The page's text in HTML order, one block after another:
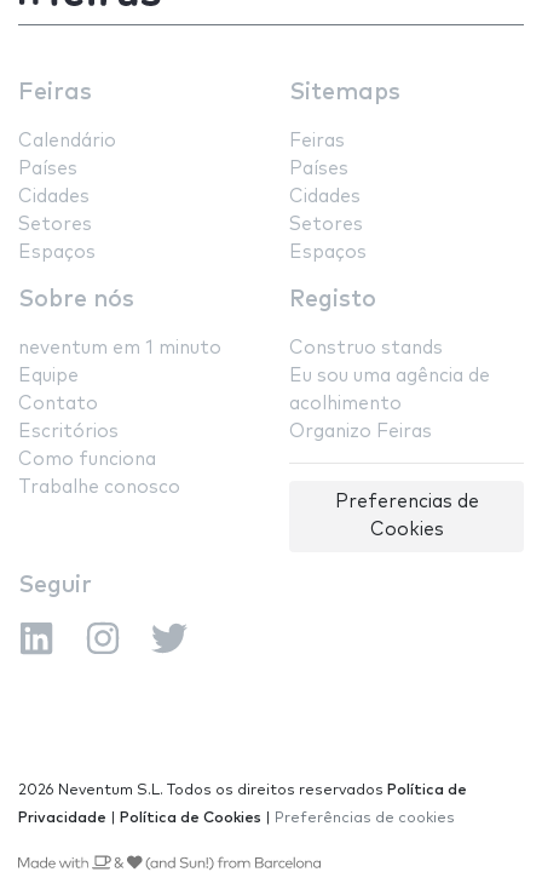
Feiras
Calendário
Países
Cidades
Setores
Espaços
Sitemaps
Feiras
Países
Cidades
Setores
Espaços
Sobre nós
neventum em 1 minuto
Equipe
Contato
Escritórios
Como funciona
Trabalhe conosco
Registo
Construo stands
Eu sou uma agência de
acolhimento
Organizo Feiras
Preferencias de
Cookies
Seguir
2026 Neventum S.L. Todos os direitos reservados Política de
Privacidade
Política de Cookies Preferências de cookies